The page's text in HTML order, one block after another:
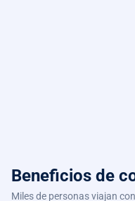
Beneficios de
Miles de personas viajan